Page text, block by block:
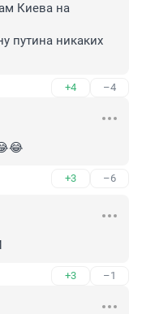
Киева на
путина никаких
+4 –4
+3 –6
+3 –1